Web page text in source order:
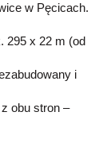
w Pęcicach.
295 x 22 m (od
i
obu stron –